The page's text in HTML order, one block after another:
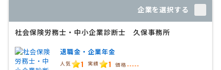
企業を選択する
社会保険労務士・中小企業診断士 久保事務所
退職金・企業年金
人気 1 実績 1 価格 -----